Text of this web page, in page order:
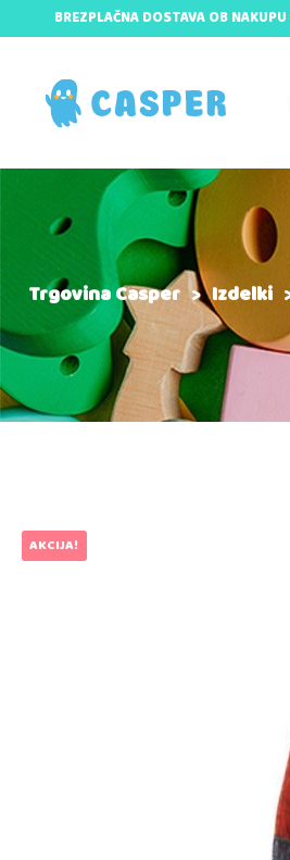
BREZPLAČNA DOSTAVA OB
Trgovina Casper >Izdelki
AKCIJA!